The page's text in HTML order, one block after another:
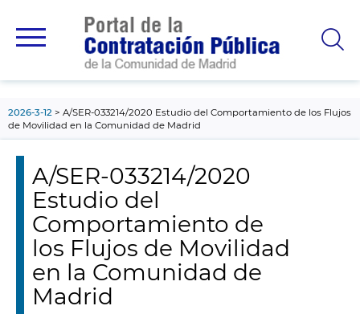
principal
2026-3-12
A/SER-033214/2020 Estudio del Comportamiento de los Flujos
de Movilidad en la Comunidad de Madrid
A/SER-033214/2020
Estudio del
Comportamiento de
los Flujos de Movilidad
en la Comunidad de
Madrid